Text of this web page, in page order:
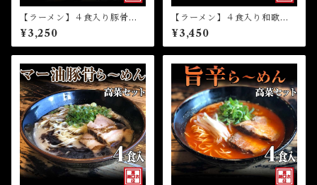
【ラーメン】４食入り豚骨ら
～めん高菜セット（冷凍）
¥3,250
【ラーメン】４食入り和歌山
ら～めん高菜セット（冷凍）
¥3,450